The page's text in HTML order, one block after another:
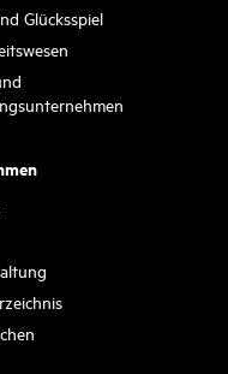
Glücksspiel